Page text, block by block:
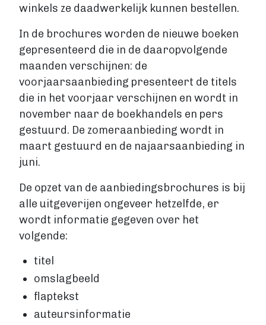
winkels ze daadwerkelijk kunnen bestellen.
In de brochures worden de nieuwe boeken
gepresenteerd die in de daaropvolgende
maanden verschijnen: de
voorjaarsaanbieding presenteert de titels
die in het voorjaar verschijnen en wordt in
november naar de boekhandels en pers
gestuurd. De zomeraanbieding wordt in
maart gestuurd en de najaarsaanbieding in
juni.
De opzet van de aanbiedingsbrochures is bij
alle uitgeverijen ongeveer hetzelfde, er
wordt informatie gegeven over het
volgende:
titel
omslagbeeld
flaptekst
auteursinformatie